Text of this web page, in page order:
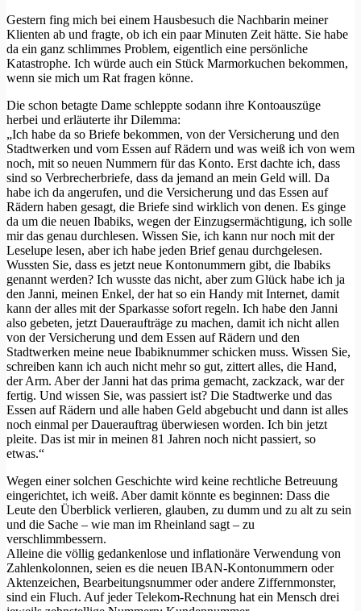
Gestern fing mich bei einem Hausbesuch die Nachbarin meiner
Klienten ab und fragte, ob ich ein paar Minuten Zeit hätte. Sie habe
da ein ganz schlimmes Problem, eigentlich eine persönliche
Katastrophe. Ich würde auch ein Stück Marmorkuchen bekommen,
wenn sie mich um Rat fragen könne.
Die schon betagte Dame schleppte sodann ihre Kontoauszüge
herbei und erläuterte ihr Dilemma:
„Ich habe da so Briefe bekommen, von der Versicherung und den
Stadtwerken und vom Essen auf Rädern und was weiß ich von wem
noch, mit so neuen Nummern für das Konto. Erst dachte ich, dass
sind so Verbrecherbriefe, dass da jemand an mein Geld will. Da
habe ich da angerufen, und die Versicherung und das Essen auf
Rädern haben gesagt, die Briefe sind wirklich von denen. Es ginge
da um die neuen Ibabiks, wegen der Einzugsermächtigung, ich solle
mir das genau durchlesen. Wissen Sie, ich kann nur noch mit der
Leselupe lesen, aber ich habe jeden Brief genau durchgelesen.
Wussten Sie, dass es jetzt neue Kontonummern gibt, die Ibabiks
genannt werden? Ich wusste das nicht, aber zum Glück habe ich ja
den Janni, meinen Enkel, der hat so ein Handy mit Internet, damit
kann der alles mit der Sparkasse sofort regeln. Ich habe den Janni
also gebeten, jetzt Daueraufträge zu machen, damit ich nicht allen
von der Versicherung und dem Essen auf Rädern und den
Stadtwerken meine neue Ibabiknummer schicken muss. Wissen Sie,
schreiben kann ich auch nicht mehr so gut, zittert alles, die Hand,
der Arm. Aber der Janni hat das prima gemacht, zackzack, war der
fertig. Und wissen Sie, was passiert ist? Die Stadtwerke und das
Essen auf Rädern und alle haben Geld abgebucht und dann ist alles
noch einmal per Dauerauftrag überwiesen worden. Ich bin jetzt
pleite. Das ist mir in meinen 81 Jahren noch nicht passiert, so
etwas.“
Wegen einer solchen Geschichte wird keine rechtliche Betreuung
eingerichtet, ich weiß. Aber damit könnte es beginnen: Dass die
Leute den Überblick verlieren, glauben, zu dumm und zu alt zu sein
und die Sache – wie man im Rheinland sagt – zu
verschlimmbessern.
Alleine die völlig gedankenlose und inflationäre Verwendung von
Zahlenkolonnen, seien es die neuen IBAN-Kontonummern oder
Aktenzeichen, Bearbeitungsnummer oder andere Ziffernmonster,
sind ein Fluch. Auf jeder Telekom-Rechnung hat ein Mensch drei